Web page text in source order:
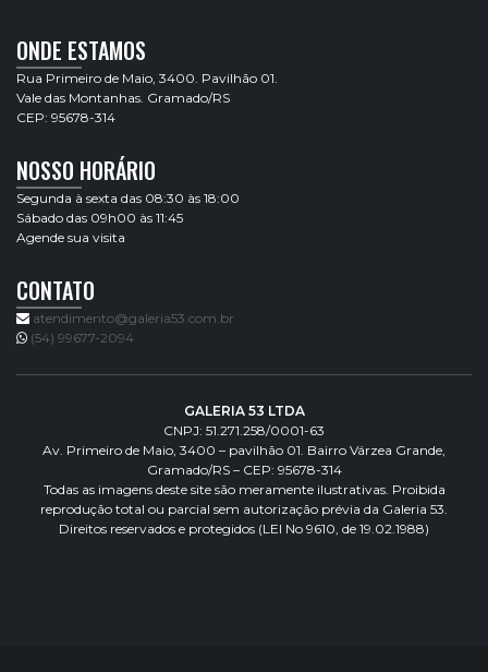
ONDE ESTAMOS
Rua Primeiro de Maio, 3400. Pavilhão 01.
Vale das Montanhas. Gramado/RS
CEP: 95678-314
NOSSO HORÁRIO
Segunda à sexta das 08:30 às 18:00
Sábado das 09h00 às 11:45
Agende sua visita
CONTATO
atendimento@galeria53.com.br
(54) 99677-2094
GALERIA 53 LTDA
CNPJ: 51.271.258/0001-63
Av. Primeiro de Maio, 3400 – pavilhão 01. Bairro Várzea Grande,
Gramado/RS – CEP: 95678-314
Todas as imagens deste site são meramente ilustrativas. Proibida
reprodução total ou parcial sem autorização prévia da Galeria 53.
Direitos reservados e protegidos (LEI No 9610, de 19.02.1988)